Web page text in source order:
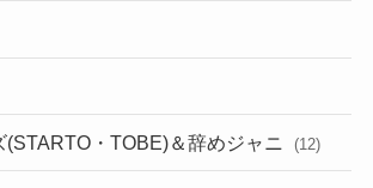
(STARTO・TOBE)＆辞めジャニ (12)